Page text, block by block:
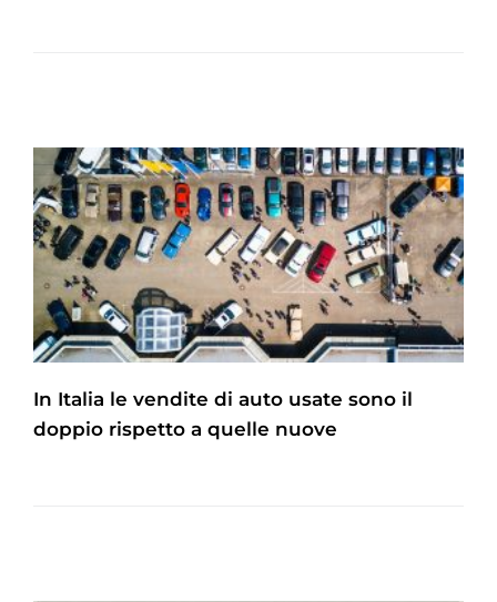
In Italia le vendite di auto usate sono il
doppio rispetto a quelle nuove